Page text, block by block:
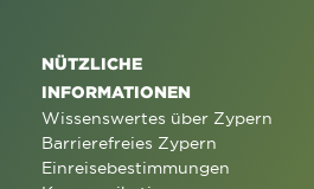
NÜTZLICHE
INFORMATIONEN
Wissenswertes über Zypern
Barrierefreies Zypern
Einreisebestimmungen